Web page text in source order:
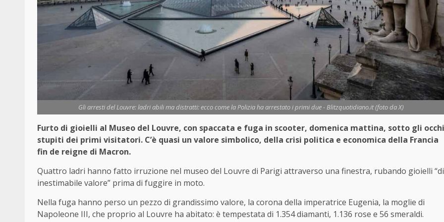
Gli arresti del Louvre: ladri abili ma distratti: ecco come la Polizia ha arrestato i primi due - Blitzquotidiano.it (foto da X)
Furto di gioielli al Museo del Louvre, con spaccata e fuga in scooter, domenica mattina, sotto gli occhi
stupiti dei primi visitatori. C’è quasi un valore simbolico, della crisi politica e economica della Francia
fin de reigne di Macron.
Quattro ladri hanno fatto irruzione nel museo del Louvre di Parigi attraverso una finestra, rubando gioielli “di
inestimabile valore” prima di fuggire in moto.
Nella fuga hanno perso un pezzo di grandissimo valore, la corona della imperatrice Eugenia, la moglie di
Napoleone III, che proprio al Louvre ha abitato: è tempestata di 1.354 diamanti, 1.136 rose e 56 smeraldi.